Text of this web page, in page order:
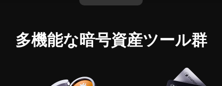
多機能な暗号資産ツール群